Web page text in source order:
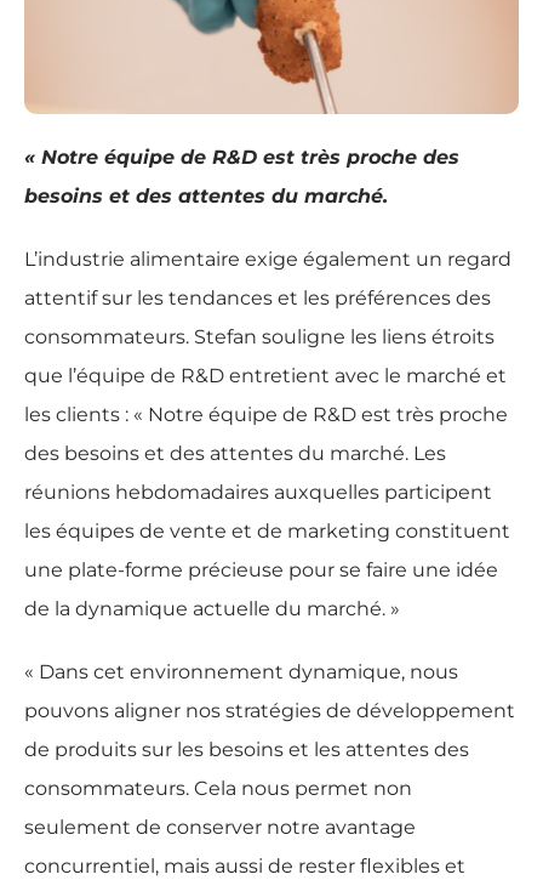
« Notre équipe de R&D est très proche des
besoins et des attentes du marché.
L’industrie alimentaire exige également un regard
attentif sur les tendances et les préférences des
consommateurs. Stefan souligne les liens étroits
que l’équipe de R&D entretient avec le marché et
les clients : « Notre équipe de R&D est très proche
des besoins et des attentes du marché. Les
réunions hebdomadaires auxquelles participent
les équipes de vente et de marketing constituent
une plate-forme précieuse pour se faire une idée
de la dynamique actuelle du marché. »
« Dans cet environnement dynamique, nous
pouvons aligner nos stratégies de développement
de produits sur les besoins et les attentes des
consommateurs. Cela nous permet non
seulement de conserver notre avantage
concurrentiel, mais aussi de rester flexibles et